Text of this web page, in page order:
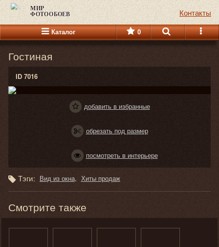
МИР
ФОТООБОЕВ Контакты
Каталог 0
Гостиная
ID 7016
добавить в избранные
обрезать под размер
посмотреть в интерьере
Тэги: Вид из окна Хиты продаж
Смотрите также